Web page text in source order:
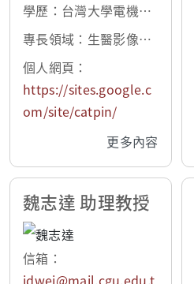
學歷：台灣大學電機工
程博士
專長領域：生醫影像處
理、大腦磁振造影分
析、電腦視覺、人機介
面
個人網頁：
https://sites.google.c
om/site/catpin/
更多內容
魏志達 助理教授
信箱：
jdwei@mail.cgu.edu.t